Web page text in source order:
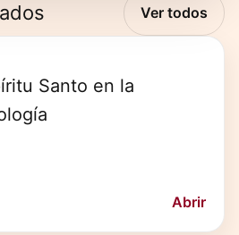
Ver todos
Santo en la
Abrir